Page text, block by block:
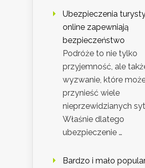
Ubezpieczenia
online zapewniają
bezpieczeństwo
Podróże to nie tylko
przyjemność, ale
wyzwanie, które
przynieść wiele
nieprzewidzianych
Właśnie dlatego
ubezpieczenie …
Bardzo i mało